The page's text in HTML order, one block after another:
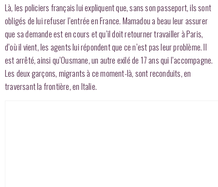
Là, les policiers français lui expliquent que, sans son passeport, ils sont
obligés de lui refuser l’entrée en France. Mamadou a beau leur assurer
que sa demande est en cours et qu’il doit retourner travailler à Paris,
d’où il vient, les agents lui répondent que ce n’est pas leur problème. Il
est arrêté, ainsi qu’Ousmane, un autre exilé de 17 ans qui l’accompagne.
Les deux garçons, migrants à ce moment-là, sont reconduits, en
traversant la frontière, en Italie.